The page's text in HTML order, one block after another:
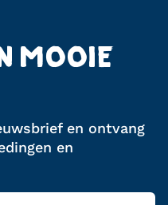
MOOIE
en ontvang
en